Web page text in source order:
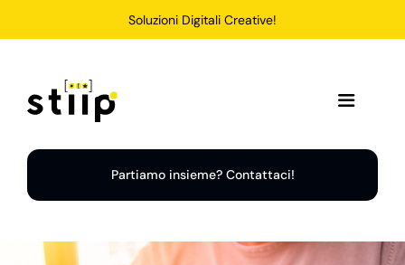
Soluzioni Digitali Creative!
Toggle
Home
Partiamo insieme? Contattaci!